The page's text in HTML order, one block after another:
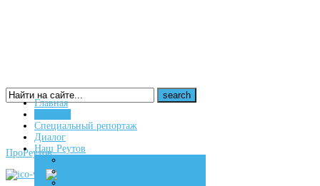
16+
ПроРеутов
Главная
Специальный репортаж
Диалог
Наш Реутов